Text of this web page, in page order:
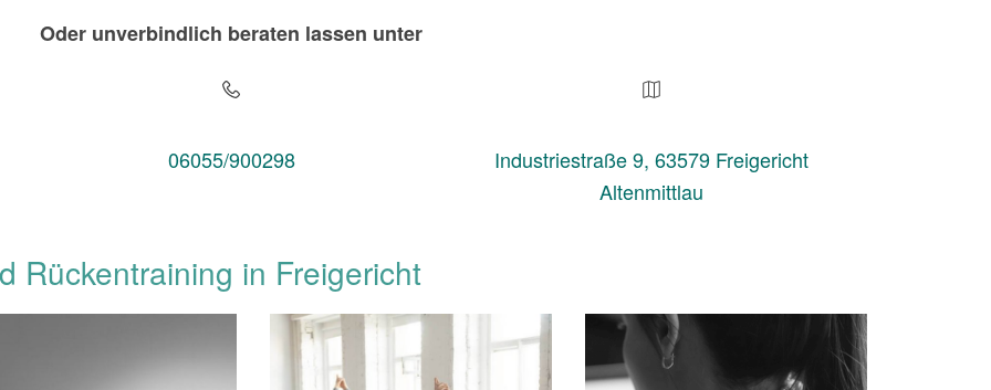
Oder unverbindlich beraten lassen unter
06055/900298
Industriestraße 9, 63579 Freigericht
Altenmittlau
Rückentraining in Freigericht